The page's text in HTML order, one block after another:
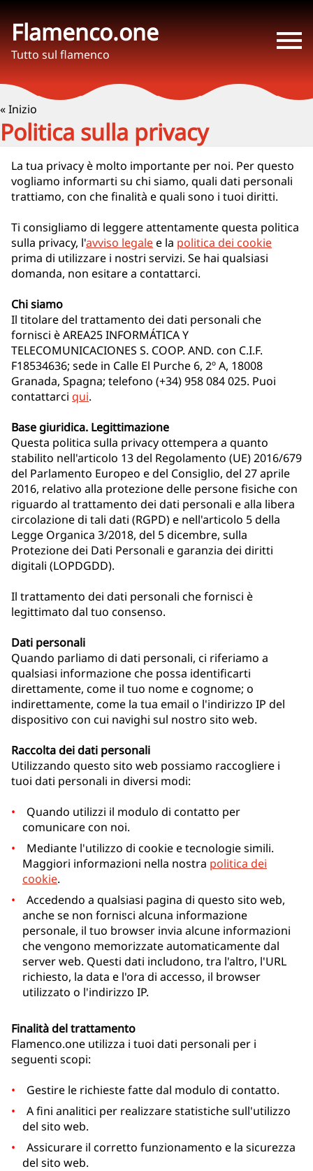
Flamenco.one
Tutto sul flamenco
« Inizio
Politica sulla privacy
La tua privacy è molto importante per noi. Per questo
vogliamo informarti su chi siamo, quali dati personali
trattiamo, con che finalità e quali sono i tuoi diritti.
Ti consigliamo di leggere attentamente questa politica
sulla privacy, l'avviso legalee la politica dei cookie
prima di utilizzare i nostri servizi. Se hai qualsiasi
domanda, non esitare a contattarci.
Chi siamo
Il titolare del trattamento dei dati personali che
fornisci è AREA25 INFORMÁTICA Y
TELECOMUNICACIONES S. COOP. AND. con C.I.F.
F18534636; sede in Calle El Purche 6, 2º A, 18008
Granada, Spagna; telefono (+34) 958 084 025. Puoi
contattarci qui.
Base giuridica. Legittimazione
Questa politica sulla privacy ottempera a quanto
stabilito nell'articolo 13 del Regolamento (UE) 2016/679
del Parlamento Europeo e del Consiglio, del 27 aprile
2016, relativo alla protezione delle persone fisiche con
riguardo al trattamento dei dati personali e alla libera
circolazione di tali dati (RGPD) e nell'articolo 5 della
Legge Organica 3/2018, del 5 dicembre, sulla
Protezione dei Dati Personali e garanzia dei diritti
digitali (LOPDGDD).
Il trattamento dei dati personali che fornisci è
legittimato dal tuo consenso.
Dati personali
Quando parliamo di dati personali, ci riferiamo a
qualsiasi informazione che possa identificarti
direttamente, come il tuo nome e cognome; o
indirettamente, come la tua email o l'indirizzo IP del
dispositivo con cui navighi sul nostro sito web.
Raccolta dei dati personali
Utilizzando questo sito web possiamo raccogliere i
tuoi dati personali in diversi modi:
Quando utilizzi il modulo di contatto per
comunicare con noi.
Mediante l'utilizzo di cookie e tecnologie simili.
Maggiori informazioni nella nostra politica dei
cookie.
Accedendo a qualsiasi pagina di questo sito web,
anche se non fornisci alcuna informazione
personale, il tuo browser invia alcune informazioni
che vengono memorizzate automaticamente dal
server web. Questi dati includono, tra l'altro, l'URL
richiesto, la data e l'ora di accesso, il browser
utilizzato o l'indirizzo IP.
Finalità del trattamento
Flamenco.one utilizza i tuoi dati personali per i
seguenti scopi:
Gestire le richieste fatte dal modulo di contatto.
A fini analitici per realizzare statistiche sull'utilizzo
del sito web.
Assicurare il corretto funzionamento e la sicurezza
del sito web.